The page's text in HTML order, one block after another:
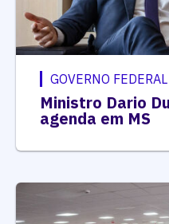
GOVERNO FEDERAL
Ministro Dario
agenda em MS